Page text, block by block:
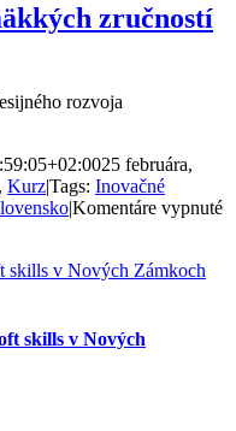
zručností
rozvoja
25 februára,
, Kurz|Tags: Inovačné
|Komentáre vypnuté
skills v Nových Zámkoch
skills v Nových